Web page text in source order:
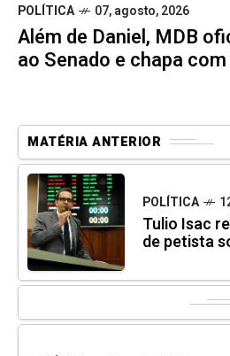
POLÍTICA 07, agosto, 2026
Além de Daniel, MDB
ao Senado e chapa
MATÉRIA ANTERIOR
POLÍTICA
Tulio Isac
de petista